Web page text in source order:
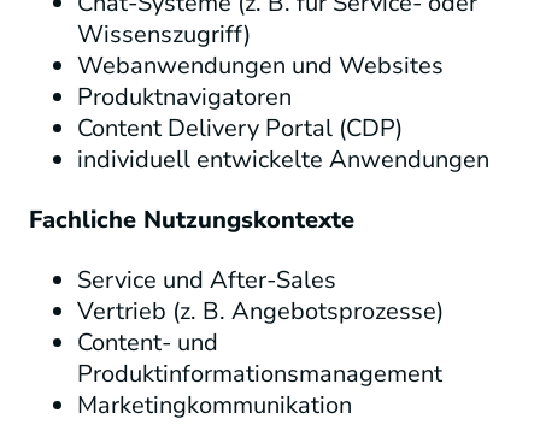
Wissenszugriff)
Webanwendungen und Websites
Produktnavigatoren
Content Delivery Portal (CDP)
individuell entwickelte Anwendungen
Fachliche Nutzungskontexte
Service und After-Sales
Vertrieb (z. B. Angebotsprozesse)
Content- und
Produktinformationsmanagement
Marketingkommunikation